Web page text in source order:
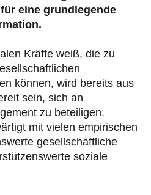
eine grundlegende
Kräfte weiß, die zu
können, wird bereits aus
sein, sich an
zu beteiligen.
mit vielen empirischen
gesellschaftliche
soziale